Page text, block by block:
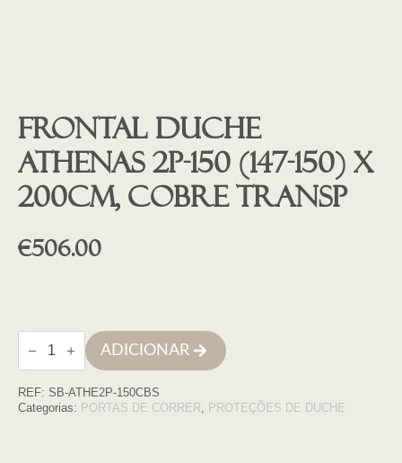
Frontal duche
ATHENAS 2P-150 (147-150) X
200cm, Cobre transp
€506.00
Quantidade
de
Frontal
ATHENAS
2P-
ADICIONAR
REF: SB-ATHE2P-150CBS
Categorias: PORTAS DE CORRER, PROTEÇÕES DE DUCHE